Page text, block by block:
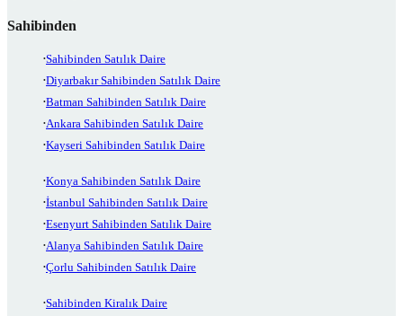
Sahibinden
Sahibinden Satılık Daire
Diyarbakır Sahibinden Satılık Daire
Batman Sahibinden Satılık Daire
Ankara Sahibinden Satılık Daire
Kayseri Sahibinden Satılık Daire
Konya Sahibinden Satılık Daire
İstanbul Sahibinden Satılık Daire
Esenyurt Sahibinden Satılık Daire
Alanya Sahibinden Satılık Daire
Çorlu Sahibinden Satılık Daire
Sahibinden Kiralık Daire